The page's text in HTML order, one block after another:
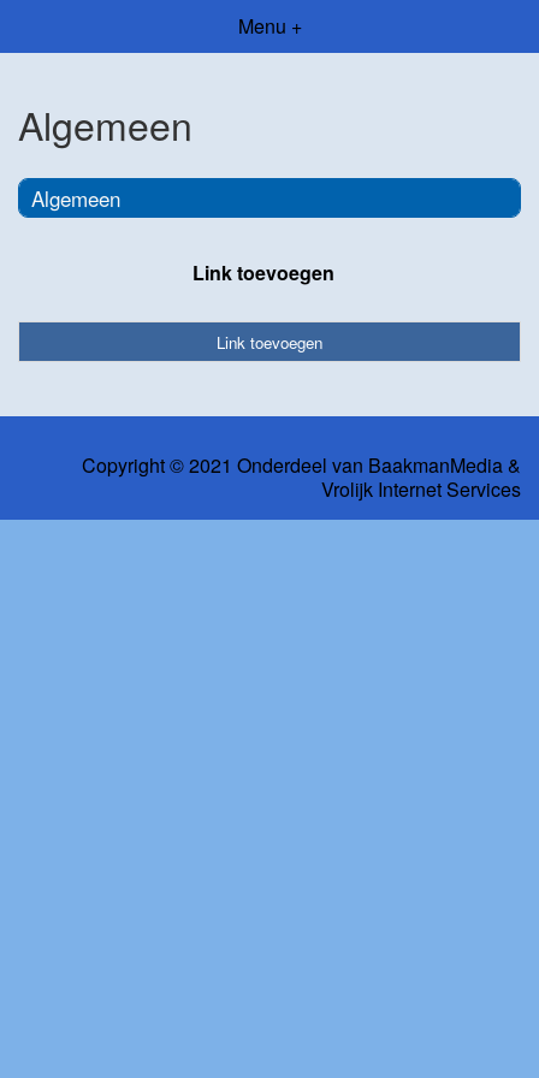
Menu +
Algemeen
Algemeen
Link toevoegen
Link toevoegen
Copyright © 2021 Onderdeel van BaakmanMedia&
Vrolijk Internet Services